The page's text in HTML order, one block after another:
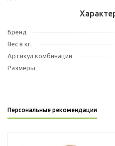
Бренд
Вес в кг.
Артикул комбинации
Размеры
Персональные рекомендации